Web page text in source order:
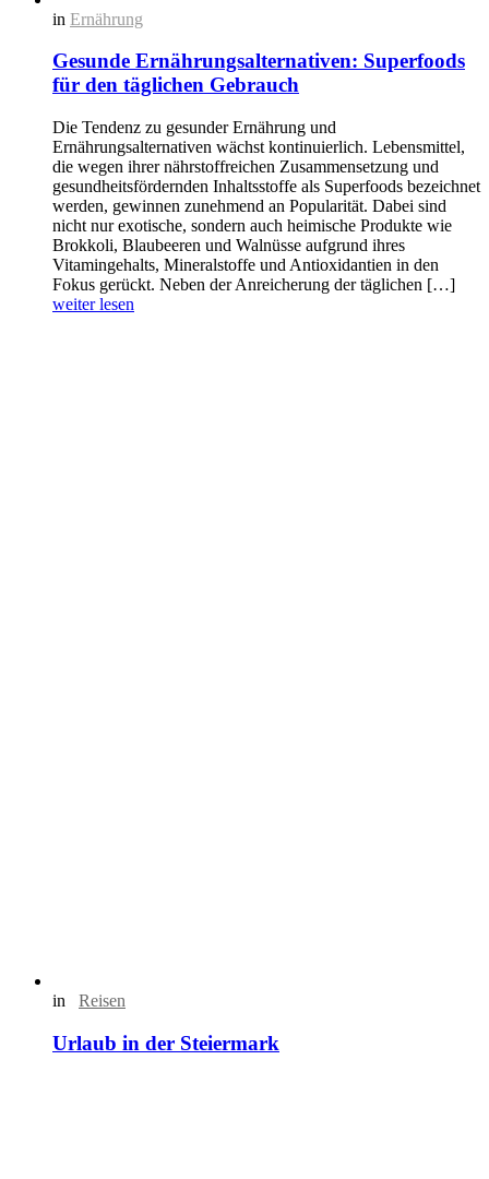
in Ernährung
Gesunde Ernährungsalternativen: Superfoods
für den täglichen Gebrauch
Die Tendenz zu gesunder Ernährung und
Ernährungsalternativen wächst kontinuierlich. Lebensmittel,
die wegen ihrer nährstoffreichen Zusammensetzung und
gesundheitsfördernden Inhaltsstoffe als Superfoods bezeichnet
werden, gewinnen zunehmend an Popularität. Dabei sind
nicht nur exotische, sondern auch heimische Produkte wie
Brokkoli, Blaubeeren und Walnüsse aufgrund ihres
Vitamingehalts, Mineralstoffe und Antioxidantien in den
Fokus gerückt. Neben der Anreicherung der täglichen […]
weiter lesen
in Reisen
Urlaub in der Steiermark